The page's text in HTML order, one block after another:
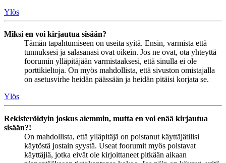
Ylös
Miksi en voi kirjautua sisään?
Tämän tapahtumiseen on useita syitä. Ensin, varmista että
tunnuksesi ja salasanasi ovat oikein. Jos ne ovat, ota yhteyttä
foorumin ylläpitäjään varmistaaksesi, että sinulla ei ole
porttikieltoja. On myös mahdollista, että sivuston omistajalla
on asetusvirhe heidän päässään ja heidän pitäisi korjata se.
Ylös
Rekisteröidyin joskus aiemmin, mutta en voi enää kirjautua
sisään?!
On mahdollista, että ylläpitäjä on poistanut käyttäjätilisi
käytöstä jostain syystä. Useat foorumit myös poistavat
käyttäjiä, jotka eivät ole kirjoittaneet pitkään aikaan